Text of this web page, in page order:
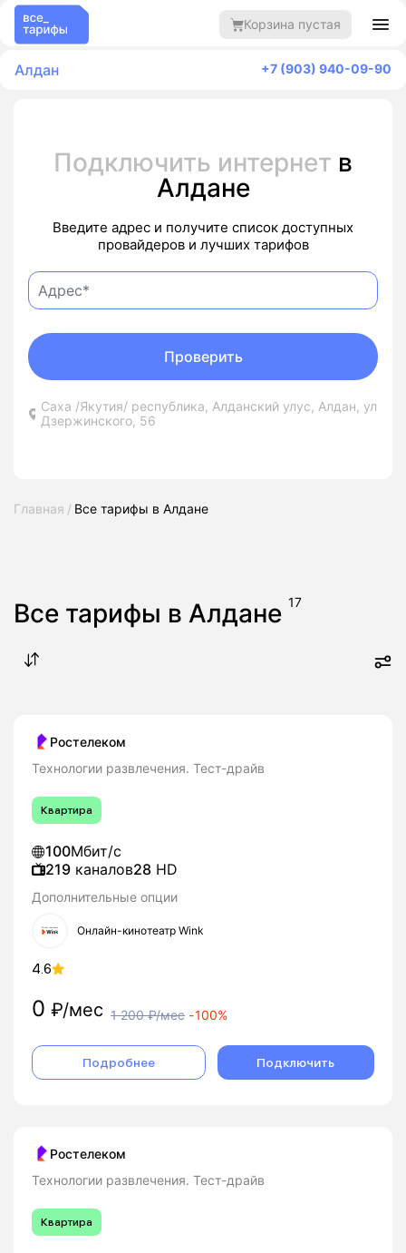
Корзина пустая
Алдан +7 (903) 940-09-90
Подключить интернет в
Алдане
Введите адрес и получите список доступных
провайдеров и лучших тарифов
Саха /Якутия/ республика, Алданский улус, Алдан, ул
Дзержинского, 56
Проверить
Главная Все тарифы в Алдане
Все тарифы в Алдане 17
Ростелеком
Технологии развлечения. Тест-драйв
Квартира
100Мбит/с
219 каналов28 HD
Дополнительные опции
Онлайн-кинотеатр Wink
4.6
0 ₽/мес 1 200₽/мес -100%
Подробнее Подключить
Ростелеком
Технологии развлечения. Тест-драйв
Квартира